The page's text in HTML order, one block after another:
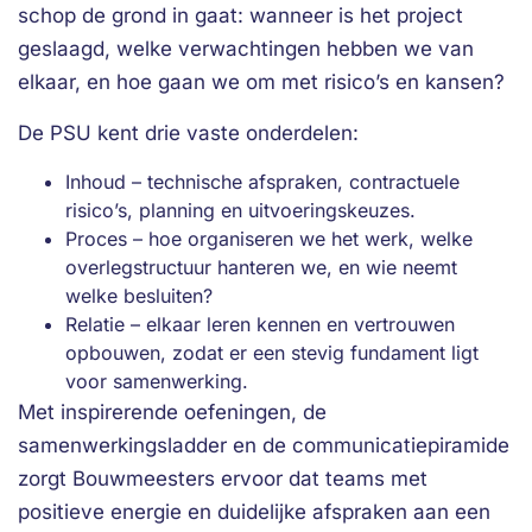
schop de grond in gaat: wanneer is het project
geslaagd, welke verwachtingen hebben we van
elkaar, en hoe gaan we om met risico’s en kansen?
De PSU kent drie vaste onderdelen:
Inhoud – technische afspraken, contractuele
risico’s, planning en uitvoeringskeuzes.
Proces – hoe organiseren we het werk, welke
overlegstructuur hanteren we, en wie neemt
welke besluiten?
Relatie – elkaar leren kennen en vertrouwen
opbouwen, zodat er een stevig fundament ligt
voor samenwerking.
Met inspirerende oefeningen, de
samenwerkingsladder en de communicatiepiramide
zorgt Bouwmeesters ervoor dat teams met
positieve energie en duidelijke afspraken aan een